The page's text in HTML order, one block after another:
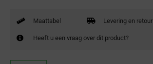
Maattabel Levering en retour
Heeft u een vraag over dit product?